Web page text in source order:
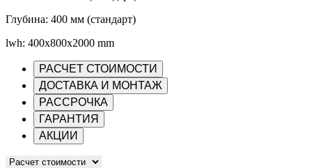
Глубина: 400 мм (стандарт)
lwh: 400x800x2000 mm
РАСЧЕТ СТОИМОСТИ
ДОСТАВКА И МОНТАЖ
РАССРОЧКА
ГАРАНТИЯ
АКЦИИ